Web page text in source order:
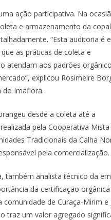
ação participativa. Na
e armazenamento da
“Esta auditoria é
as práticas de coleta e
atendam aos padrões
explicou Rosimeire
do Imaflora.
desde a coleta até a
pela Cooperativa
Tradicionais da Calha
pela comercialização.
também analista técnico da
da certificação
comunidade de Curaça-Mirim e
traz um valor agregado